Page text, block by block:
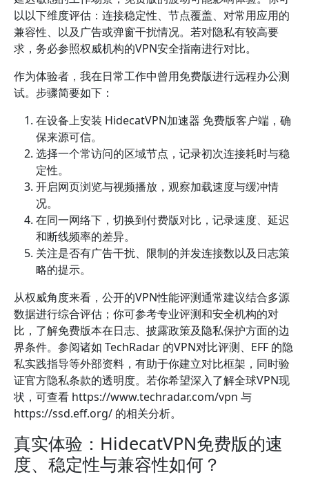
以以下维度评估：连接稳定性、节点覆盖、对常用应用的
兼容性、以及广告或弹窗干扰情况。若对隐私有较高要
求，务必参照权威机构的VPN安全指南进行对比。
作为体验者，我在日常工作中曾用免费版进行远程办公测
试。步骤简要如下：
在设备上安装 HidecatVPN加速器 免费版客户端，确
保来源可信。
选择一个常访问的区域节点，记录初次连接耗时与稳
定性。
开启网页浏览与视频播放，观察加载速度与缓冲情
况。
在同一网络下，切换到付费版对比，记录速度、延迟
和断线频率的差异。
关注是否有广告干扰、限制的并发连接数以及日志策
略的提示。
从权威角度来看，公开的VPN性能评测通常建议结合多源
数据进行综合评估；你可参考专业评测和安全机构的对
比，了解免费版本在日志、披露政策及隐私保护方面的边
界条件。参阅诸如 TechRadar 的VPN对比评测、EFF 的隐
私实践指导等外部资料，有助于你建立对比框架，同时验
证官方隐私条款的透明度。若你希望深入了解全球VPN现
状，可查看 https://www.techradar.com/vpn 与
https://ssd.eff.org/ 的相关分析。
真实体验：HidecatVPN免费版的速
度、稳定性与兼容性如何？